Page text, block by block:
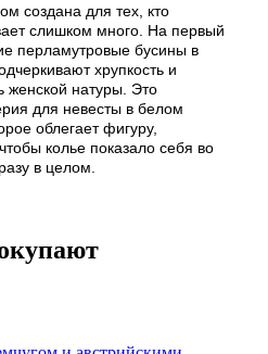
создана для тех, кто
слишком много. На первый
перламутровые бусины в
хрупкость и
женской натуры. Это
для невесты в белом
облегает фигуру,
колье показало себя во
в целом.